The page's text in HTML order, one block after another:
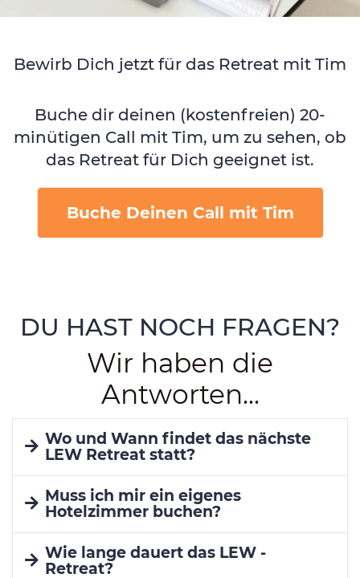
Bewirb Dich jetzt für das Retreat mit Tim
Buche dir deinen (kostenfreien) 20-
minütigen Call mit Tim, um zu sehen, ob
das Retreat für Dich geeignet ist.
Buche Deinen Call mit Tim
DU HAST NOCH FRAGEN?
Wir haben die
Antworten...
Wo und Wann findet das nächste
LEW Retreat statt?
Muss ich mir ein eigenes
Hotelzimmer buchen?
Wie lange dauert das LEW -
Retreat?